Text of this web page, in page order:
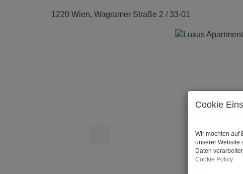
1220 Wien, Wagramer Straße 2 / 33-01
Cookie
Wir möchten auf
unserer Website
Daten
Cookie Policy.